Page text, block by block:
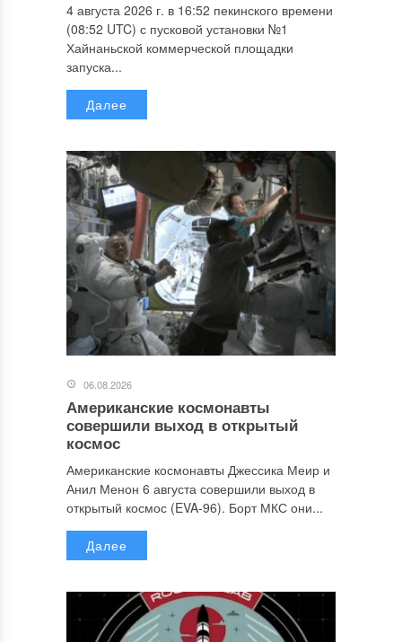
4 августа 2026 г. в 16:52 пекинского времени
(08:52 UTC) с пусковой установки №1
Хайнаньской коммерческой площадки
запуска...
Далее
06.08.2026
Американские космонавты
совершили выход в открытый
космос
Американские космонавты Джессика Меир и
Анил Менон 6 августа совершили выход в
открытый космос (EVA-96). Борт МКС они...
Далее